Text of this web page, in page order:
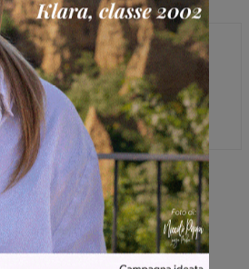
Venturini